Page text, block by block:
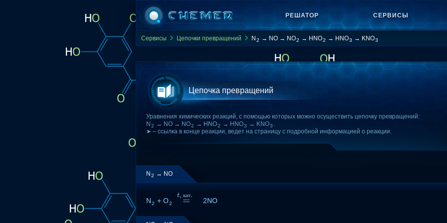
РЕШАТОР СЕРВИСЫ
Сервисы Цепочки превращений N 2 → NO → NO2 → HNO2 → HNO3 → KNO3
Цепочка превращений
Уравнения химических реакций, с помощью которых можно осуществить цепочку превращений:
N 2 → NO → NO2 → HNO2 → HNO3 → KNO3 .
➤ – ссылка в конце реакции, ведет на страницу с подробной информацией о реакции.
N 2 → NO
N2 + O2 =
t,кат.
t ,ка 2NO